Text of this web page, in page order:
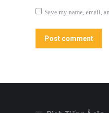
Save my name, email,
Post comment